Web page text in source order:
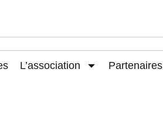
L’association Partenaires